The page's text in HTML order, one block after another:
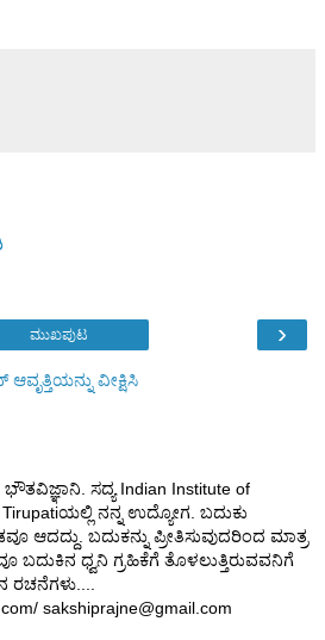
›
ಮುಖಪುಟ
ವೀಕ್ಷಿಸಿ
ಭೌತವಿಜ್ಞಾನಿ. ಸದ್ಯ Indian Institute of
Tirupatiಯಲ್ಲಿ ನನ್ನ ಉದ್ಯೋಗ. ಬದುಕು
ಆದದ್ದು. ಬದುಕನ್ನು ಪ್ರೀತಿಸುವುದರಿಂದ ಮಾತ್ರ
ಬದುಕಿನ ಧ್ವನಿ ಗ್ರಹಿಕೆಗೆ ತೊಳಲುತ್ತಿರುವವನಿಗೆ
ರಚನೆಗಳು....
sakshiprajne@gmail.com